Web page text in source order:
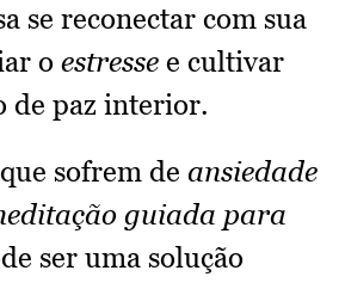
se reconectar com sua
o estresse e cultivar
de paz interior.
sofrem de ansiedade
guiada para
ser uma solução